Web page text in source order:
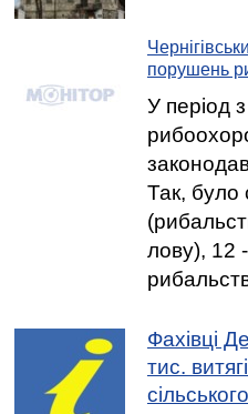
порушень
У період
Так, було
лову), 12
Фахівці
тис.